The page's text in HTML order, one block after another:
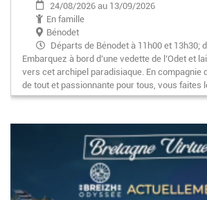
24/08/2026 au 13/09/2026
En famille
Bénodet
Départs de Bénodet à 11h00 et 13h30;
Concarneau à 10h00 et 13h15
Embarquez à bord d’une vedette de l’Odet et
vers cet archipel paradisiaque. En compagnie
de tout et passionnante pour tous, vous faites